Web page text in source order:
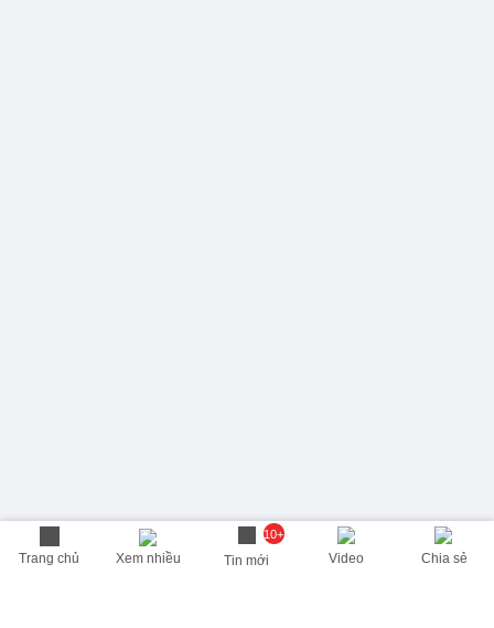
Trang chủ Xem nhiều
10+
Tin mới Video Chia sẻ